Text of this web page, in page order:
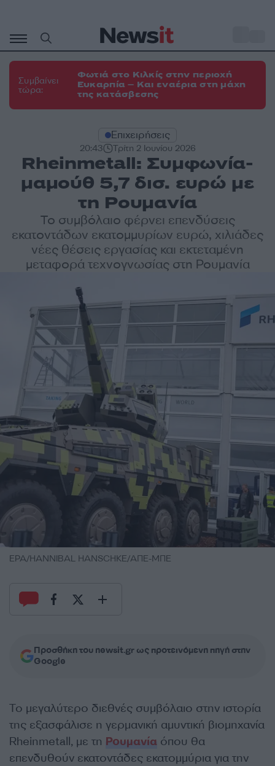
περιεχόμενο
Συμβαίνει
τώρα:
Φωτιά στο Κιλκίς στην περιοχή
Ευκαρπία – Και εναέρια στη μάχη
της κατάσβεσης
Επιχειρήσεις
20:43 Τρίτη 2 Ιουνίου 2026
Rheinmetall: Συμφωνία-
μαμούθ 5,7 δισ. ευρώ με
τη Ρουμανία
Το συμβόλαιο φέρνει επενδύσεις
εκατοντάδων εκατομμυρίων ευρώ, χιλιάδες
νέες θέσεις εργασίας και εκτεταμένη
μεταφορά τεχνογνωσίας στη Ρουμανία
EPA/HANNIBAL HANSCHKE/ΑΠΕ-ΜΠΕ
Προσθήκη του newsit.gr ως προτεινόμενη πηγή στην
Google
Το μεγαλύτερο διεθνές συμβόλαιο στην ιστορία
της εξασφάλισε η γερμανική αμυντική βιομηχανία
Rheinmetall, με τη Ρουμανία όπου θα
επενδυθούν εκατοντάδες εκατομμύρια για την